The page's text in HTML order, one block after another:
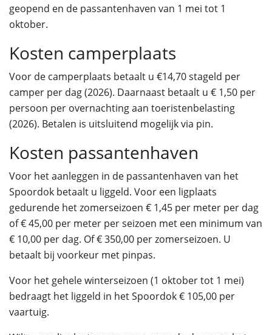
geopend en de passantenhaven van 1 mei tot 1
oktober.
Kosten camperplaats
Voor de camperplaats betaalt u €14,70 stageld per
camper per dag (2026). Daarnaast betaalt u € 1,50 per
persoon per overnachting aan toeristenbelasting
(2026). Betalen is uitsluitend mogelijk via pin.
Kosten passantenhaven
Voor het aanleggen in de passantenhaven van het
Spoordok betaalt u liggeld. Voor een ligplaats
gedurende het zomerseizoen € 1,45 per meter per dag
of € 45,00 per meter per seizoen met een minimum van
€ 10,00 per dag. Of € 350,00 per zomerseizoen. U
betaalt bij voorkeur met pinpas.
Voor het gehele winterseizoen (1 oktober tot 1 mei)
bedraagt het liggeld in het Spoordok € 105,00 per
vaartuig.